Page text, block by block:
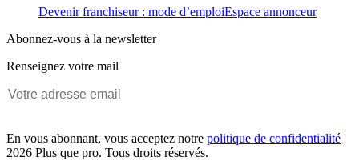
Devenir franchiseur : mode d’emploiEspace annonceur
Abonnez-vous à la newsletter
Renseignez votre mail
En vous abonnant, vous acceptez notre politique de confidentialité |
2026 Plus que pro. Tous droits réservés.